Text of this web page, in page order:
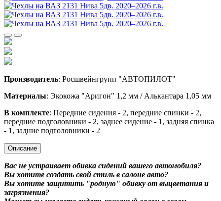
Производитель: Росшвейнгрупп "АВТОПИЛОТ"
Материалы: Экокожа "Аригон" 1,2 мм / Алькантара 1,05 мм
В комплекте: Передние сидения - 2, передние спинки - 2,
передние подголовники - 2, заднее сидение - 1, задняя спинка
- 1, задние подголовники - 2
Описание
Вас не устраивает обивка сидений вашего автомобиля?
Вы хотите создать свой стиль в салоне авто?
Вы хотите защитить "родную" обивку от выцветания и
загрязнения?